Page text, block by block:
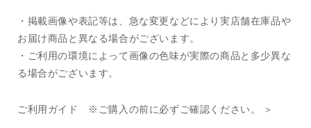
・掲載画像や表記等は、急な変更などにより実店舗在庫品や
お届け商品と異なる場合がございます。
・ご利用の環境によって画像の色味が実際の商品と多少異な
る場合がございます。
ご利用ガイド ※ご購入の前に必ずご確認ください。 ＞